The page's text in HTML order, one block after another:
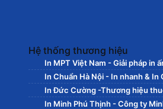
Hệ thống thương hiệu
In MPT Việt Nam - Giải pháp in
In Chuẩn Hà Nội - In nhanh &
In Đức Cường -Thương hiệu
In Minh Phú Thịnh - Công ty